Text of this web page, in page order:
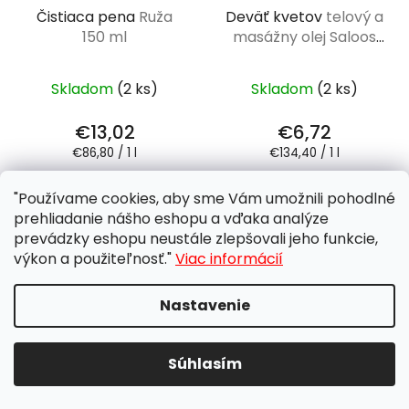
"Používame cookies, aby sme Vám umožnili pohodlné
prehliadanie nášho eshopu a vďaka analýze
prevádzky eshopu neustále zlepšovali jeho funkcie,
výkon a použiteľnosť."Viac informácií
Nastavenie
Súhlasím
Čistiaca pena Ruža
150 ml
Skladom (2 ks)
€13,02
Jednotková
cena:
€86,80 / 1 l
DO KOŠÍKA
Deväť kvetov telový a
masážny olej Saloos
Skladom (2 ks)
€6,72
Jednotková
cena:
€134,40 / 1 l
DO KOŠÍKA
BIO
BOXOV
ODPORÚČAME V LETE
NEOBJEDNÁVAŤ DO
BOXOV